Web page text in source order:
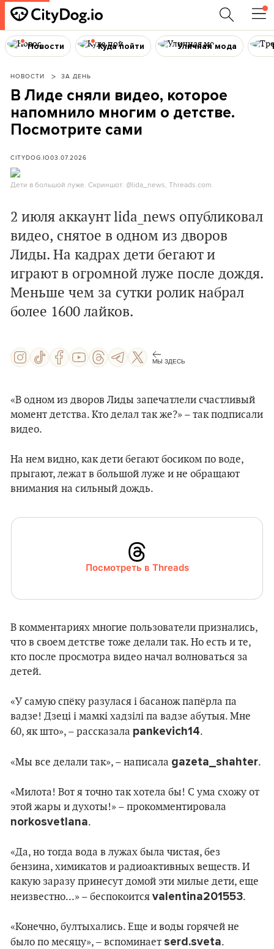
Новости Куда пойти Уличная мода
НОВОСТИ ЗА ДЕНЬ
В Лиде сняли видео, которое
напомнило многим о детстве.
Посмотрите сами
CITYDOG.IO03.07.2026
Дети в большой луже. Скриншот: @lida_news, Threads.com.
2 июля аккаунт lida_news опубликовал
видео, снятое в одном из дворов
Лиды. На кадрах дети бегают и
играют в огромной луже после дождя.
Меньше чем за сутки ролик набрал
более 1600 лайков.
МЫ ЗДЕСЬ
«В одном из дворов Лиды запечатлели счастливый
момент детства. Кто делал так же?» – так подписали
видео.
На нем видно, как дети бегают босиком по воде,
прыгают, лежат в большой луже и не обращают
внимания на сильный дождь.
Посмотреть в Threads
В комментариях многие пользователи признались,
что в своем детстве тоже делали так. Но есть и те,
кто после просмотра видео начал волноваться за
детей.
«У самую спёку разулася і басанож папёрла па
вадзе! Дзеці і мамкі хадзілі па вадзе абутыя. Мне
60, як што», – рассказала pankevich14.
«Мы все делали так», – написала gazeta_shahter.
«Милота! Вот я точно так хотела бы! С ума схожу от
этой жары и духоты!» – прокомментировала
norkosvetlana.
«Да, но тогда вода в лужах была чистая, без
бензина, химикатов и радиоактивных веществ. И
какую заразу принесут домой эти милые дети, еще
неизвестно...» – беспокоится valentina201553.
«Конечно, бултыхались. Еще и воды горячей не
было по месяцу», – вспоминает serd.sveta.